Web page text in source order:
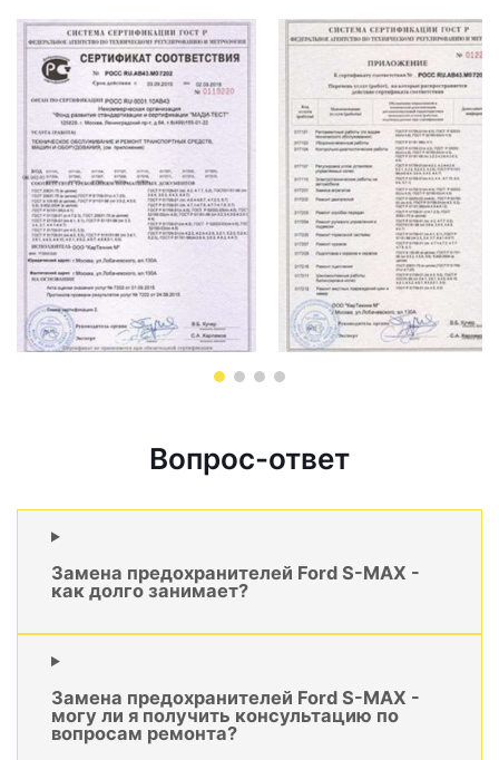
Вопрос-ответ
Замена предохранителей Ford S-MAX -
как долго занимает?
Замена предохранителей Ford S-MAX -
могу ли я получить консультацию по
вопросам ремонта?